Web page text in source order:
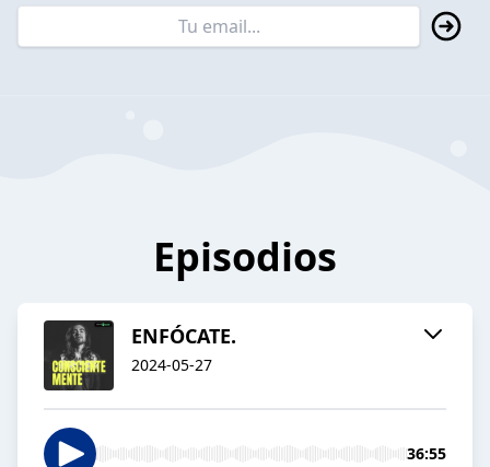
Episodios
ENFÓCATE.
2024-05-27
36:55